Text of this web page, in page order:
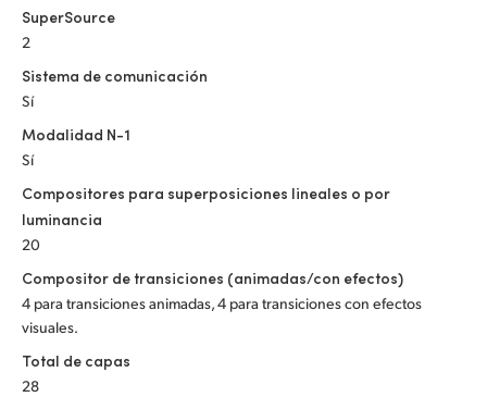
SuperSource
2
Sistema de comunicación
Sí
Modalidad N-1
Sí
Compositores para superposiciones lineales o por
luminancia
20
Compositor de transiciones (animadas/con efectos)
4 para transiciones animadas, 4 para transiciones con efectos
visuales.
Total de capas
28